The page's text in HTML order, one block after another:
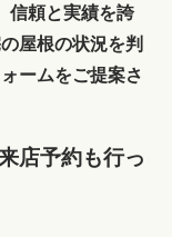
信頼と実績を誇
屋根の状況を判
ームをご提案さ
店予約も行っ